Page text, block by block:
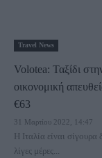
Travel News
Volotea: Ταξίδι
οικονομική
€63
31 Μαρτίου 2022, 14:47
Η Ιταλία είναι
λίγες μέρες...